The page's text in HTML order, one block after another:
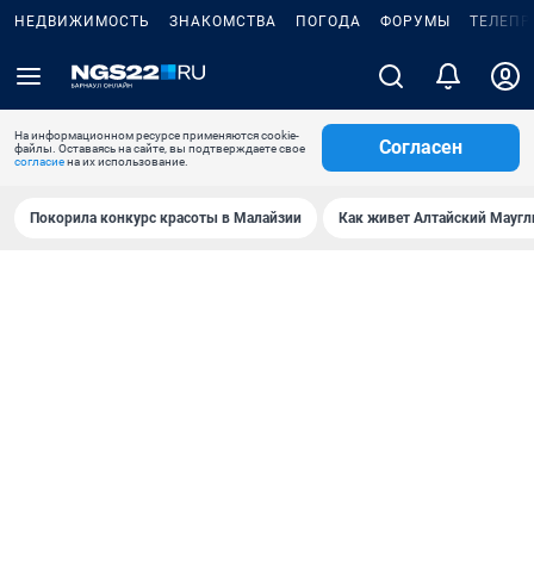
НЕДВИЖИМОСТЬ ЗНАКОМСТВА ПОГОДА ФОРУМЫ
На информационном ресурсе применяются cookie-
файлы. Оставаясь на сайте, вы подтверждаете свое
согласиена их использование.
Согласен
Покорила конкурс красоты в Малайзии Как живет Алтайский